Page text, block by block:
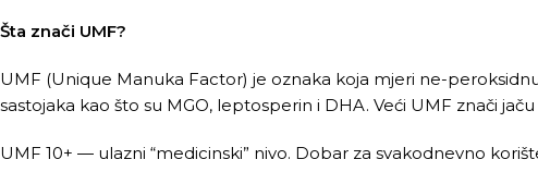
Šta znači UMF?
UMF (Unique Manuka Factor) je oznaka koja mjeri ne-
sastojaka kao što su MGO, leptosperin i DHA. Veći UMF znači
UMF 10+ — ulazni “medicinski” nivo. Dobar za svakodnevno